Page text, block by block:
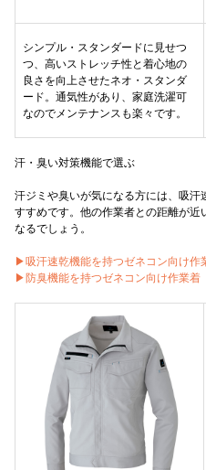
シンプル・スタンダードに見せつ
つ、高いストレッチ性と着心地の
良さを向上させたネオ・スタンダ
ード。通気性があり、家庭洗濯可
なのでメンテナンスも楽々です。
汗・臭い対策機能で選ぶ
汗ジミや臭いが気になる方には、吸
すすめです。他の作業者との距離が近
なるでしょう。
▶吸汗速乾機能を持つゼネコン向け作
▶防臭機能を持つゼネコン向け作業着